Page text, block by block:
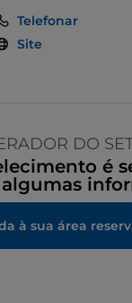
Telefonar
Site
DO
é
à sua área